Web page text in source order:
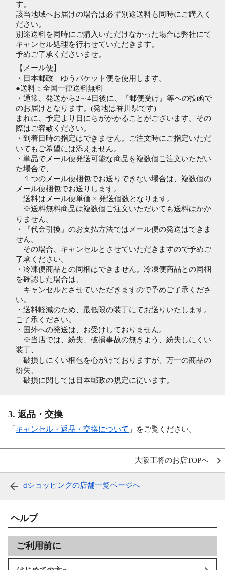
す。
該当地域へお届けの場合は必ず別途送料も同時にご購入く
ださい。
別途送料を同時にご購入いただけなかった場合は弊社にて
キャンセル処理を行わせていただきます。
予めご了承くださいませ。
【メール便】
・日本郵政 ゆうパケット便を使用します。
●送料：全国一律送料無料
・通常、発送から2～4日後に、『郵便受け』等への投函で
のお届けとなります。(発地は香川県です)
まれに、予定より日にちがかかることがございます。その
際はご容赦ください。
・到着日時の指定はできません。ご注文時にご指定いただ
いてもご希望には添えません。
・単品でメール便発送可能な商品を複数個ご注文いただい
た場合で、
１つのメール便梱包でお送りできない場合は、複数個の
メール便梱包でお送りします。
送料はメール便単価 × 発送個数となります。
※送料無料商品は複数個ご注文いただいても送料はかか
りません。
・『代金引換』のお支払方法ではメール便の発送はできま
せん。
その場合、キャンセルとさせていただきますので予めご
了承ください。
・冷凍便商品との同梱はできません。冷凍便商品との同梱
を確認した場合は、
キャンセルとさせていただきますので予めご了承くださ
い。
・送料軽減のため、最低限の装丁にてお送りいたします。
ご了承ください。
・国外への発送は、お受けしておりません。
※当店では、紛失、破損事故の無きよう、紛失しにくい
装丁、
破損しにくい梱包を心がけておりますが、万一の商品の
紛失、
破損に関しては日本郵政の規定に従います。
3. 返品・交換
「 キャンセル・返品・交換について 」をご覧ください。
大阪王将のお店TOPへ
dショッピングの店舗一覧ページへ
ヘルプ
ご利用前に